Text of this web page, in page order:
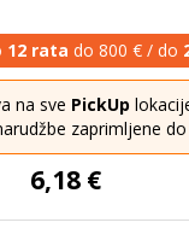
12 rata do 800 € / do
na sve PickUp
zaprimljene
6,18 €